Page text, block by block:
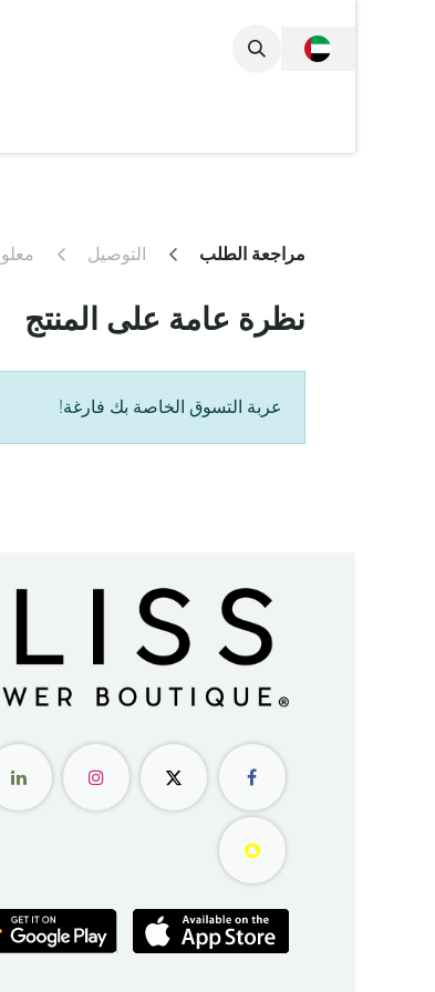
مراجعة الطلب التوصيل
نظرة عامة على المنتج
عربة التسوق الخاصة بك فارغة!